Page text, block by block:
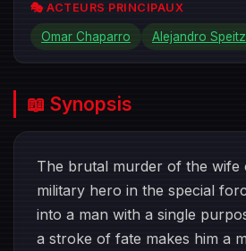
🎭 ACTEURS PRINCIPAUX
Omar Chaparro Alejandro
📖 Synopsis
The brutal murder of the wife
military hero in the special
into a man with a single
a stroke of fate makes him a